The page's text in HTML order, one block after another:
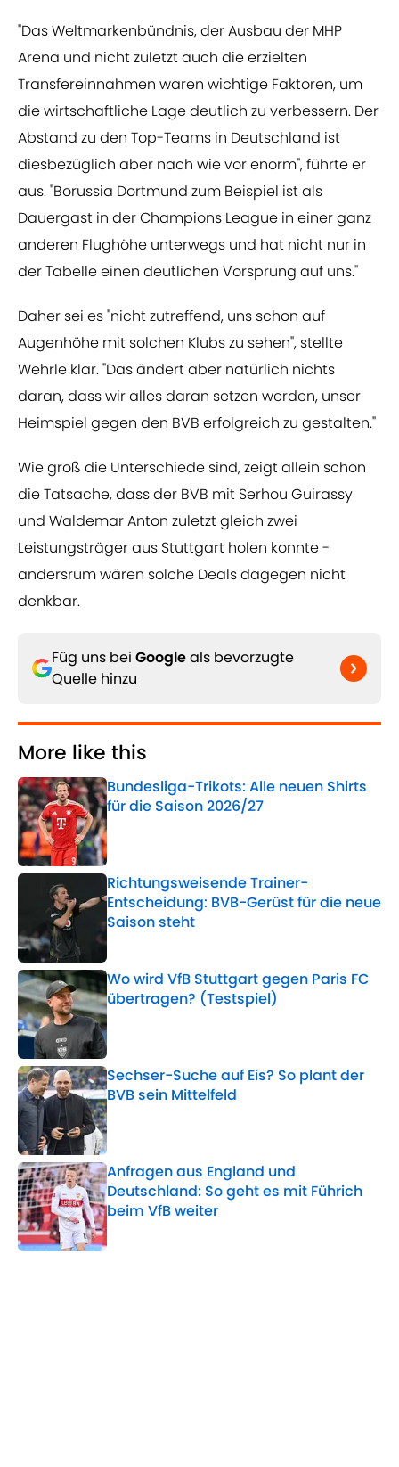
"Das Weltmarkenbündnis, der Ausbau der MHP
Arena und nicht zuletzt auch die erzielten
Transfereinnahmen waren wichtige Faktoren, um
die wirtschaftliche Lage deutlich zu verbessern. Der
Abstand zu den Top-Teams in Deutschland ist
diesbezüglich aber nach wie vor enorm", führte er
aus. "Borussia Dortmund zum Beispiel ist als
Dauergast in der Champions League in einer ganz
anderen Flughöhe unterwegs und hat nicht nur in
der Tabelle einen deutlichen Vorsprung auf uns."
Daher sei es "nicht zutreffend, uns schon auf
Augenhöhe mit solchen Klubs zu sehen", stellte
Wehrle klar. "Das ändert aber natürlich nichts
daran, dass wir alles daran setzen werden, unser
Heimspiel gegen den BVB erfolgreich zu gestalten."
Wie groß die Unterschiede sind, zeigt allein schon
die Tatsache, dass der BVB mit Serhou Guirassy
und Waldemar Anton zuletzt gleich zwei
Leistungsträger aus Stuttgart holen konnte -
andersrum wären solche Deals dagegen nicht
denkbar.
Füg uns bei Googleals bevorzugte
Quelle hinzu
More like this
Bundesliga-Trikots: Alle neuen Shirts
für die Saison 2026/27
Published by on Invalid Date
Richtungsweisende Trainer-
Entscheidung: BVB-Gerüst für die neue
Saison steht
Published by on Invalid Date
Wo wird VfB Stuttgart gegen Paris FC
übertragen? (Testspiel)
Published by on Invalid Date
Sechser-Suche auf Eis? So plant der
BVB sein Mittelfeld
Published by on Invalid Date
Anfragen aus England und
Deutschland: So geht es mit Führich
beim VfB weiter
Published by on Invalid Date